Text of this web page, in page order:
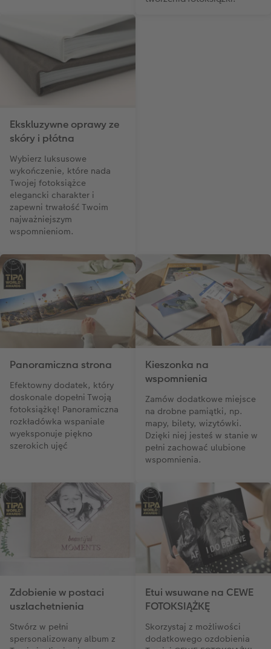
Ekskluzywne oprawy ze
skóry i płótna
Wybierz luksusowe
wykończenie, które nada
Twojej fotoksiążce
elegancki charakter i
zapewni trwałość Twoim
najważniejszym
wspomnieniom.
Panoramiczna strona
Efektowny dodatek, który
doskonale dopełni Twoją
fotoksiążkę! Panoramiczna
rozkładówka wspaniale
wyeksponuje piękno
szerokich ujęć
Kieszonka na
wspomnienia
Zamów dodatkowe miejsce
na drobne pamiątki, np.
mapy, bilety, wizytówki.
Dzięki niej jesteś w stanie w
pełni zachować ulubione
wspomnienia.
Zdobienie w postaci
uszlachetnienia
Stwórz w pełni
spersonalizowany album z
Etui wsuwane na CEWE
FOTOKSIĄŻKĘ
Skorzystaj z możliwości
dodatkowego ozdobienia